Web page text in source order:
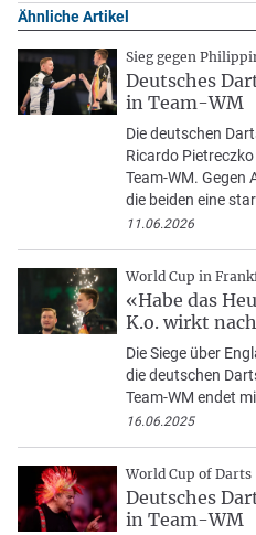
Ähnliche Artikel
Sieg gegen
Deutsches
in Team-WM
Die deutschen
Ricardo
Team-WM. Gegen
die beiden eine
11.06.2026
World Cup in
«Habe das
K.o. wirkt nach
Die Siege über
die deutschen
Team-WM endet
16.06.2025
World Cup of Darts
Deutsches
in Team-WM